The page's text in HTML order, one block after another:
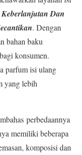
Dan
. Dengan
bahan baku
konsumen.
parfum isi ulang
yang lebih
perbedaannya
memiliki beberapa
komposisi dan